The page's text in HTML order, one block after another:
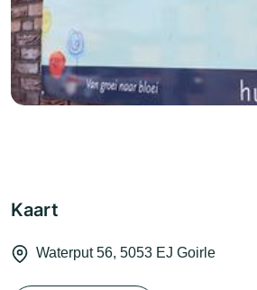
Kaart
Waterput 56, 5053 EJ Goirle